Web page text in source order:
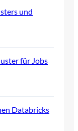
und
für Jobs
Databricks